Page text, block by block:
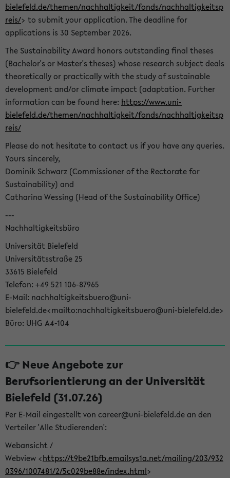
bielefeld.de/themen/nachhaltigkeit/fonds/nachhaltigkeitsp
reis/> to submit your application. The deadline for
applications is 30 September 2026.
The Sustainability Award honors outstanding final theses
(Bachelor's or Master's theses) whose research subject deals
theoretically or practically with the study of sustainable
development and/or climate impact (adaptation. Further
information can be found here: https://www.uni-
bielefeld.de/themen/nachhaltigkeit/fonds/nachhaltigkeitsp
reis/
Please do not hesitate to contact us if you have any queries.
Yours sincerely,
Dominik Schwarz (Commissioner of the Rectorate for
Sustainability) and
Catharina Wessing (Head of the Sustainability Office)
---
Nachhaltigkeitsbüro
Universität Bielefeld
Universitätsstraße 25
33615 Bielefeld
Telefon: +49 521 106-87965
E-Mail: nachhaltigkeitsbuero@uni-
bielefeld.de<mailto:nachhaltigkeitsbuero@uni-bielefeld.de>
Büro: UHG A4-104
👉 Neue Angebote zur
Berufsorientierung an der Universität
Bielefeld (31.07.26)
Per E-Mail eingestellt von career@uni-bielefeld.de an den
Verteiler 'Alle Studierenden':
Webansicht /
Webview <https://t9be21bfb.emailsys1a.net/mailing/203/932
0396/1007481/2/5c029be88e/index.html>